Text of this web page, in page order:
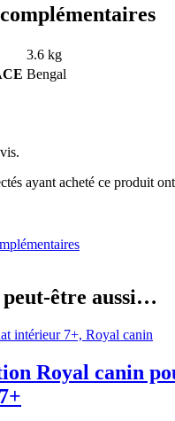
3.6 kg
Bengal
ayant acheté ce produit
peut-être aussi…
Royal canin